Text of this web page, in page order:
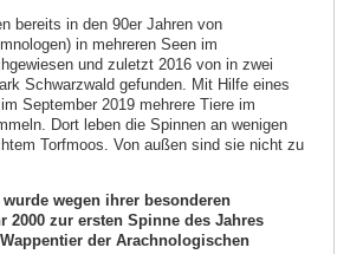
bereits in den 90er Jahren von
in mehreren Seen im
und zuletzt 2016 von in zwei
Schwarzwald gefunden. Mit Hilfe eines
September 2019 mehrere Tiere im
Dort leben die Spinnen an wenigen
Torfmoos. Von außen sind sie nicht zu
wegen ihrer besonderen
2000 zur ersten Spinne des Jahres
der Arachnologischen